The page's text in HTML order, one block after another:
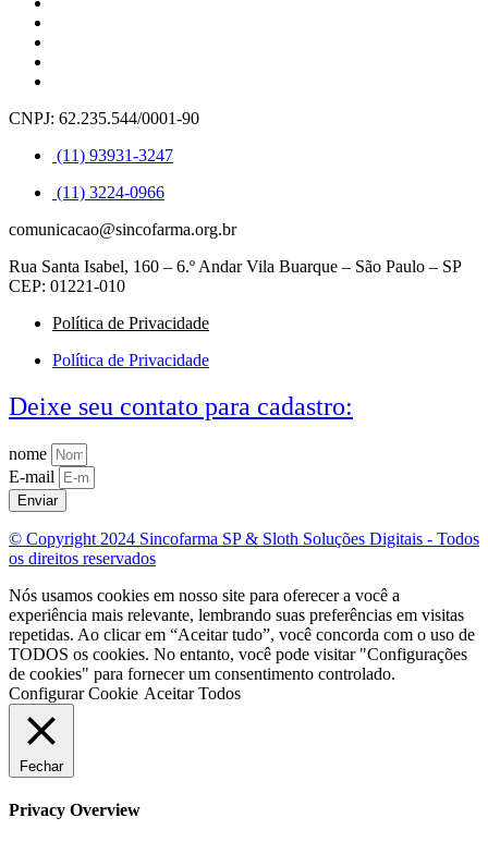
CNPJ: 62.235.544/0001-90
(11) 93931-3247
(11) 3224-0966
comunicacao@sincofarma.org.br
Rua Santa Isabel, 160 – 6.º Andar Vila Buarque – São Paulo – SP
CEP: 01221-010
Política de Privacidade
Política de Privacidade
Deixe seu contato para cadastro:
nome
E-mail
Enviar
© Copyright 2024 Sincofarma SP & Sloth Soluções Digitais - Todos
os direitos reservados
Nós usamos cookies em nosso site para oferecer a você a
experiência mais relevante, lembrando suas preferências em visitas
repetidas. Ao clicar em “Aceitar tudo”, você concorda com o uso de
TODOS os cookies. No entanto, você pode visitar "Configurações
de cookies" para fornecer um consentimento controlado.
Configurar Cookie Aceitar Todos
Fechar
Privacy Overview